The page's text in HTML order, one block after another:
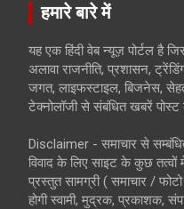
हमारे बारे में
यह एक हिंदी वेब न्यूज़ पोर्टल है
अलावा राजनीति, प्रशासन,
जगत, लाइफस्टाइल, बिजनेस,
टेक्नोलॉजी से संबंधित खबरें पोस्ट
Disclaimer - समाचार से
विवाद के लिए साइट के कुछ तत्वों में
प्रस्तुत सामग्री ( समाचार /
होगी स्वामी, मुद्रक, प्रकाशक,